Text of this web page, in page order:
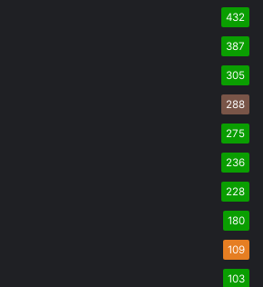
432
387
305
288
275
236
228
180
109
103